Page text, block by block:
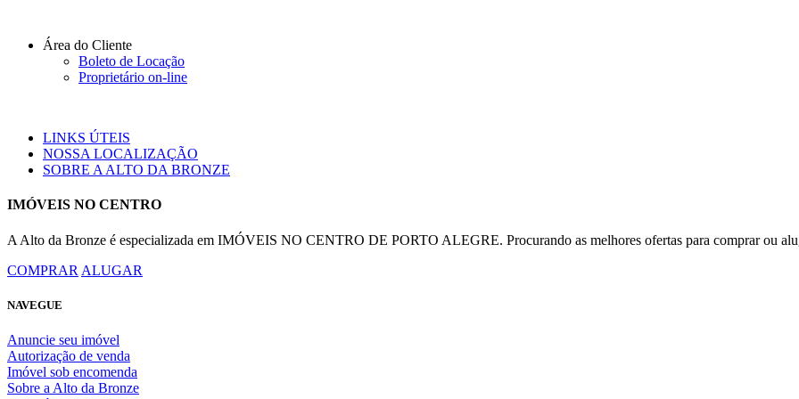
Área do Cliente
Boleto de Locação
Proprietário on-line
LINKS ÚTEIS
NOSSA LOCALIZAÇÃO
SOBRE A ALTO DA BRONZE
IMÓVEIS NO CENTRO
A Alto da Bronze é especializada em IMÓVEIS NO CENTRO DE PORTO ALEGRE. Procurando as melhores ofertas para comprar ou
COMPRAR ALUGAR
NAVEGUE
Anuncie seu imóvel
Autorização de venda
Imóvel sob encomenda
Sobre a Alto da Bronze